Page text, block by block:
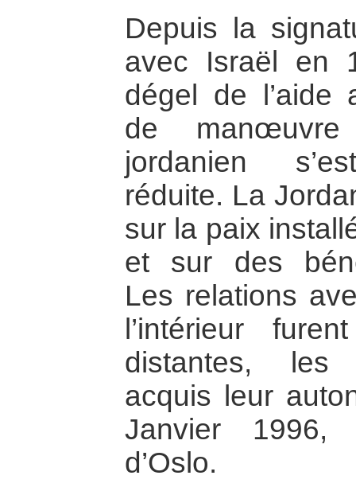
Depuis la
avec Israël en
dégel de l’aide
de manœuvre
jordanien
réduite. La
sur la paix
et sur des
Les relations
l’intérieur
distantes, les
acquis leur
Janvier 1996,
d’Oslo.